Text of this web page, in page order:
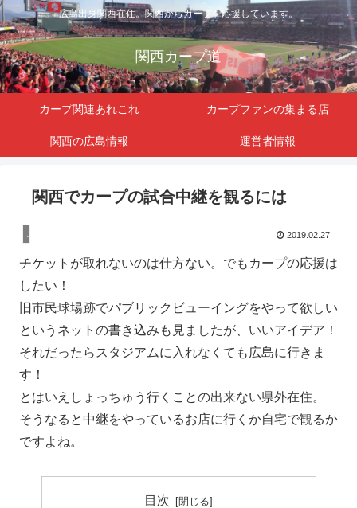
広島出身関西在住。関西からカープを応援しています。
関西カープ道
カープ関連あれこれ カープファンの集まる店
関西の広島情報 運営者情報
関西でカープの試合中継を観るには
カープ関連 2019.02.27
チケットが取れないのは仕方ない。でもカープの応援は
したい！
旧市民球場跡でパブリックビューイングをやって欲しい
というネットの書き込みも見ましたが、いいアイデア！
それだったらスタジアムに入れなくても広島に行きま
す！
とはいえしょっちゅう行くことの出来ない県外在住。
そうなると中継をやっているお店に行くか自宅で観るか
ですよね。
目次